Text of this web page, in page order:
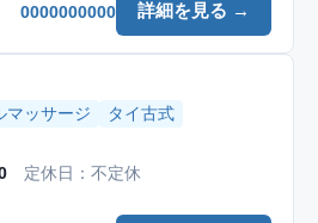
詳細を見る →
0000000000
マッサージ
タイ古式
定休日：不定休